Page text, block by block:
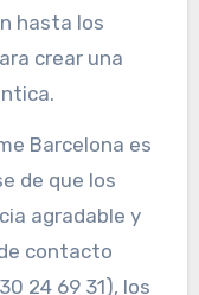
hasta los
crear una
Barcelona es
de que los
agradable y
contacto
24 69 31), los